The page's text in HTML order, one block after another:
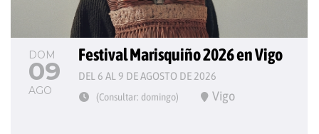
DOM
09
AGO
Festival Marisquiño 2026 en Vigo
DEL 6 AL 9 DE AGOSTO DE 2026
(Consultar: domingo) Vigo